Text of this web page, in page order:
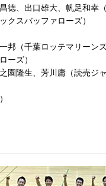
徳、出口雄大、帆足和幸
クスバッファローズ）
邦（千葉ロッテマリーンズ
ーズ）
園隆生、芳川庸（読売ジャ